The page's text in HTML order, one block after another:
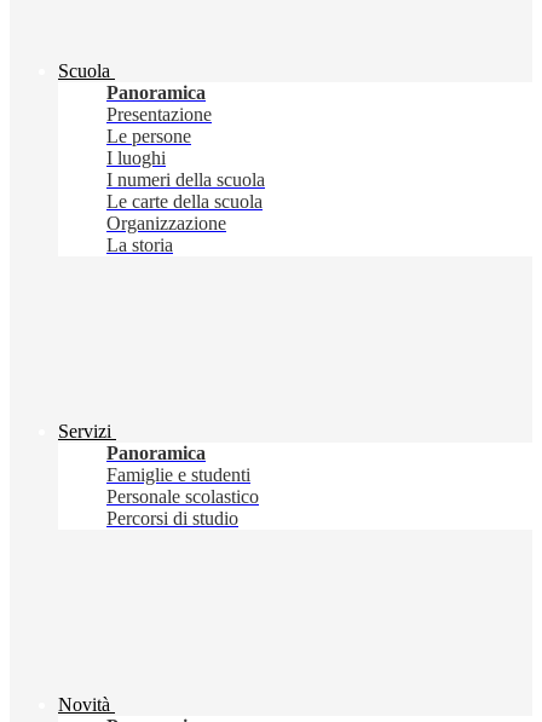
Scuola
Panoramica
Presentazione
Le persone
I luoghi
I numeri della scuola
Le carte della scuola
Organizzazione
La storia
Servizi
Panoramica
Famiglie e studenti
Personale scolastico
Percorsi di studio
Novità